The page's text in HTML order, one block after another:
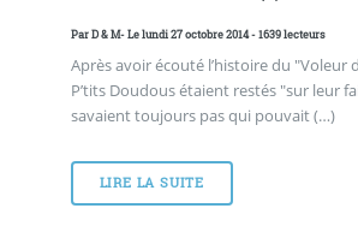
ParD & M- Le lundi 27 octobre 2014 - 1639 lecteurs
Après avoir écouté l’histoire du "Voleur
P’tits Doudous étaient restés "sur leur
savaient toujours pas qui pouvait (…)
LIRE LA SUITE